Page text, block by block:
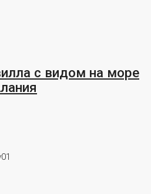
с видом на море